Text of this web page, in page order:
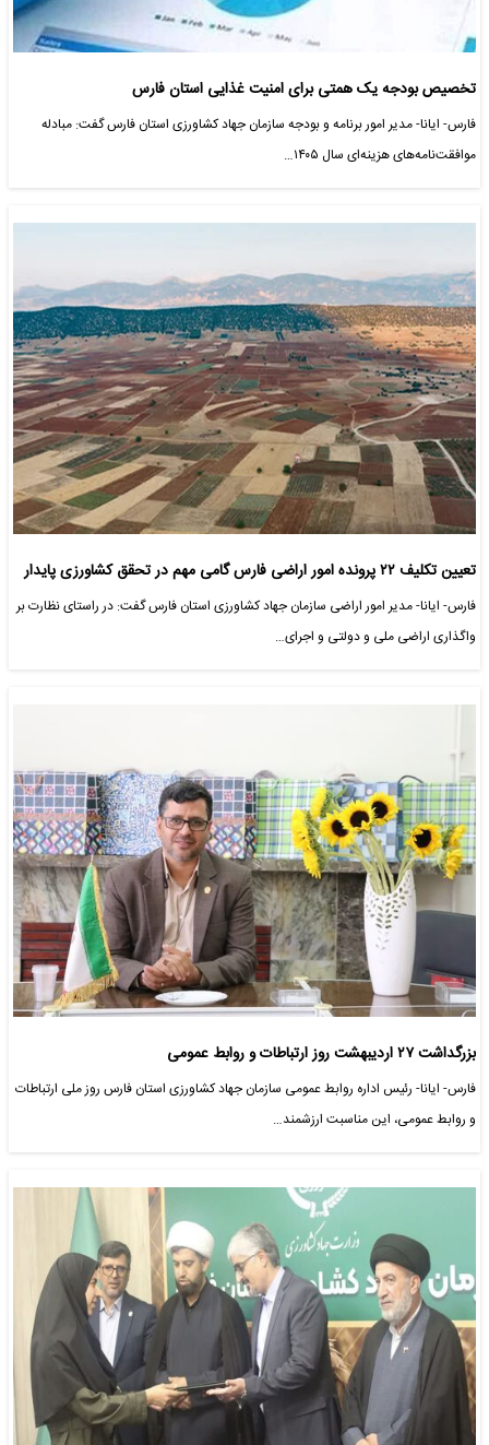
تخصیص بودجه یک همتی برای امنیت غذایی استان فارس
فارس- ایانا- مدیر امور برنامه و بودجه سازمان جهاد کشاورزی استان فارس گفت: مبادله
موافقت‌نامه‌های هزینه‌ای سال ۱۴۰۵…
تعیین تکلیف ۲۲ پرونده امور اراضی فارس گامی مهم در تحقق کشاورزی پایدار
فارس- ایانا- مدیر امور اراضی سازمان جهاد کشاورزی استان فارس گفت: در راستای نظارت بر
واگذاری اراضی ملی و دولتی و اجرای…
بزرگداشت ۲۷ اردیبهشت روز ارتباطات و روابط عمومی
فارس- ایانا- رئیس اداره روابط عمومی سازمان جهاد کشاورزی استان فارس روز ملی ارتباطات
و روابط عمومی، این مناسبت ارزشمند…